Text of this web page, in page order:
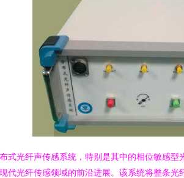
式光纤声传感系统，特别是其中的相位敏感型
代光纤传感领域的前沿进展。该系统将整条光